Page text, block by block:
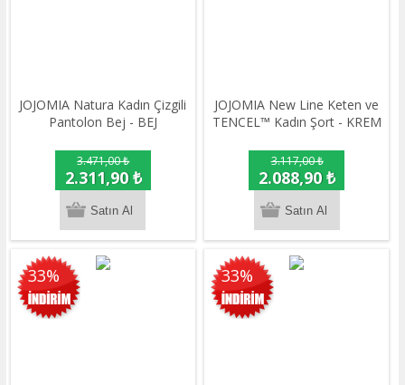
JOJOMIA Natura Kadın Çizgili
Pantolon Bej - BEJ
3.471,00 ₺
2.311,90 ₺
JOJOMIA New Line Keten ve
TENCEL™ Kadın Şort - KREM
3.117,00 ₺
2.088,90 ₺
33% 33%